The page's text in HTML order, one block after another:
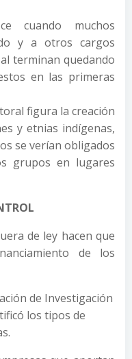
cuando muchos
y a otros cargos
terminan quedando
en las primeras
figura la creación
y etnias indígenas,
se verían obligados
grupos en lugares
de ley hacen que
de los
de Investigación
los tipos de